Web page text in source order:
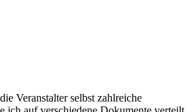
Veranstalter selbst zahlreiche